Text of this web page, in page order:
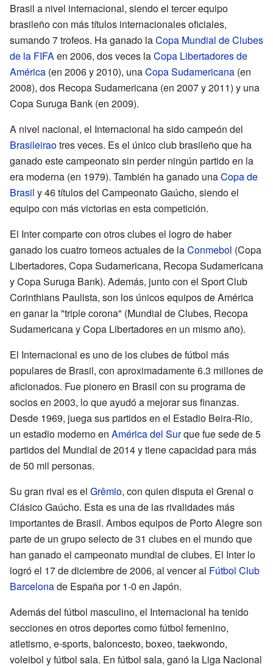
Brasil a nivel internacional, siendo el tercer equipo
brasileño con más títulos internacionales oficiales,
sumando 7 trofeos. Ha ganado laCopa Mundial de Clubes
de la FIFAen 2006, dos veces laCopa Libertadores de
América (en 2006 y 2010), unaCopa Sudamericana (en
2008), dos Recopa Sudamericana (en 2007 y 2011) y una
Copa Suruga Bank (en 2009).
A nivel nacional, el Internacional ha sido campeón del
Brasileiraotres veces. Es el único club brasileño que ha
ganado este campeonato sin perder ningún partido en la
era moderna (en 1979). También ha ganado unaCopa de
Brasil y 46 títulos del Campeonato Gaúcho, siendo el
equipo con más victorias en esta competición.
El Inter comparte con otros clubes el logro de haber
ganado los cuatro torneos actuales de laConmebol (Copa
Libertadores, Copa Sudamericana, Recopa Sudamericana
y Copa Suruga Bank). Además, junto con el Sport Club
Corinthians Paulista, son los únicos equipos de América
en ganar la "triple corona" (Mundial de Clubes, Recopa
Sudamericana y Copa Libertadores en un mismo año).
El Internacional es uno de los clubes de fútbol más
populares de Brasil, con aproximadamente 6.3 millones de
aficionados. Fue pionero en Brasil con su programa de
socios en 2003, lo que ayudó a mejorar sus finanzas.
Desde 1969, juega sus partidos en el Estadio Beira-Rio,
un estadio moderno en América del Surque fue sede de 5
partidos del Mundial de 2014 y tiene capacidad para más
de 50 mil personas.
Su gran rival es el Grêmio, con quien disputa el Grenal o
Clásico Gaúcho. Esta es una de las rivalidades más
importantes de Brasil. Ambos equipos de Porto Alegre son
parte de un grupo selecto de 31 clubes en el mundo que
han ganado el campeonato mundial de clubes. El Inter lo
logró el 17 de diciembre de 2006, al vencer al Fútbol Club
Barcelonade España por 1-0 en Japón.
Además del fútbol masculino, el Internacional ha tenido
secciones en otros deportes como fútbol femenino,
atletismo, e-sports, baloncesto, boxeo, taekwondo,
voleibol y fútbol sala. En fútbol sala, ganó la Liga Nacional